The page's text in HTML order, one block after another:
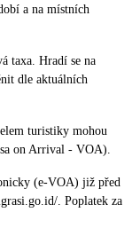
a na místních
taxa. Hradí se na
dle aktuálních
turistiky mohou
on Arrival - VOA).
(e-VOA) již před
. Poplatek za